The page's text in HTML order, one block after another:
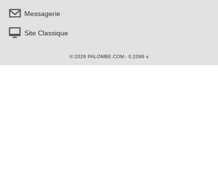
Messagerie
Site Classique
© 2026 PALOMBE.COM - 0.2096 s